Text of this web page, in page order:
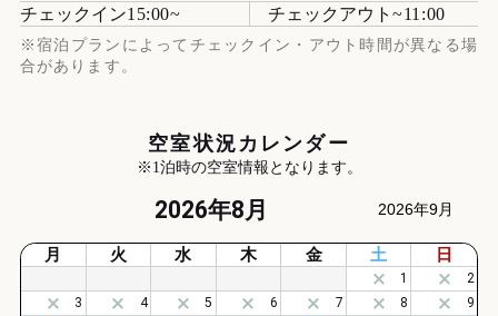
チェックイン15:00 チェックアウト 11:00
※宿泊プランによってチェックイン・アウト時間が異なる場
合があります。
空室状況カレンダー
※1泊時の空室情報となります。
2026年8月 2026年9月
月 火 水 木 金 土 日